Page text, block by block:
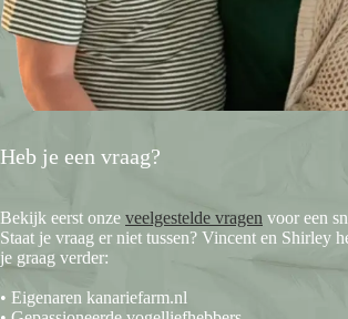
Heb je een vraag?
Bekijk eerst onze veelgestelde vragen voor een
Staat je vraag er niet tussen? Vincent en Shirley
je graag verder:
• Eigenaren kanariefarm.nl